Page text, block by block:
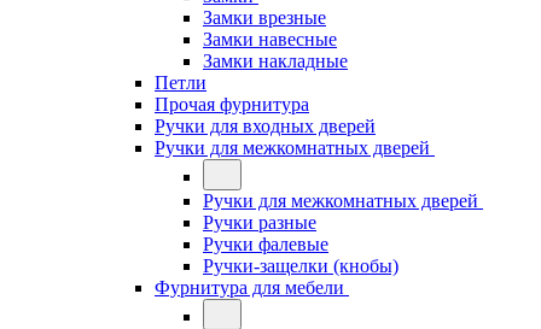
Замки врезные
Замки навесные
Замки накладные
Петли
Прочая фурнитура
Ручки для входных дверей
Ручки для межкомнатных дверей
Ручки для межкомнатных дверей
Ручки разные
Ручки фалевые
Ручки-защелки (кнобы)
Фурнитура для мебели